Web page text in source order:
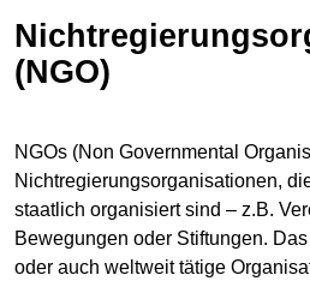
Nichtregierungsorganisation
(NGO)
NGOs (Non Governmental
Nichtregierungsorganisationen,
staatlich organisiert sind – z.B.
Bewegungen oder Stiftungen.
oder auch weltweit tätige